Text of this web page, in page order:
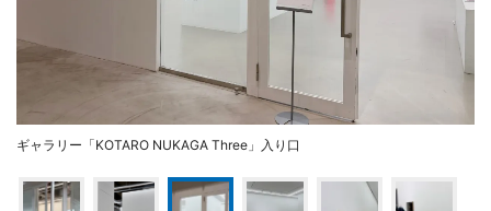
ギャラリー「KOTARO NUKAGA Three」入り口